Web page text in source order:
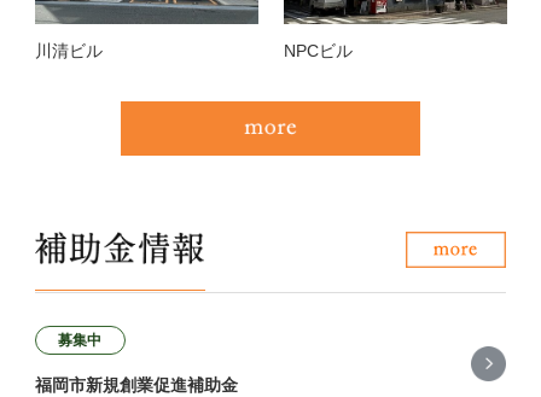
清ビル NPCビル
募集中
福岡市新規創業促進補助金